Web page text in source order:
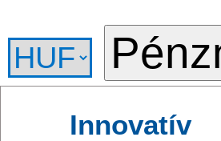
Innovatív